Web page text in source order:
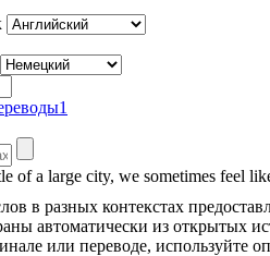
1
of a large city, we sometimes feel
в разных контекстах
автоматически из
или переводе, используйте